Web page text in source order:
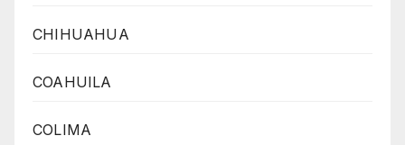
CHIHUAHUA
COAHUILA
COLIMA